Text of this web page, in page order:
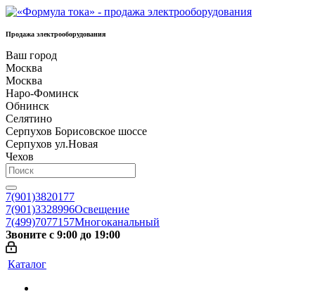
Продажа электрооборудования
Ваш город
Москва
Москва
Наро-Фоминск
Обнинск
Селятино
Серпухов Борисовское шоссе
Серпухов ул.Новая
Чехов
7(901)3820177
7(901)3328996Освещение
7(499)7077157Многоканальный
Звоните с 9:00 до 19:00
Каталог